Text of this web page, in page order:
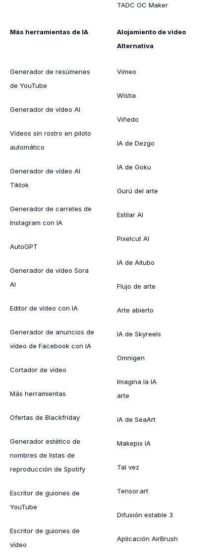
TADC OC Maker
Más herramientas de IA
Generador de resúmenes
de YouTube
Generador de vídeo AI
Vídeos sin rostro en piloto
automático
Generador de vídeo AI
Tiktok
Generador de carretes de
Instagram con IA
AutoGPT
Generador de vídeo Sora
AI
Editor de vídeo con IA
Generador de anuncios de
vídeo de Facebook con IA
Cortador de vídeo
Más herramientas
Ofertas de Blackfriday
Generador estético de
nombres de listas de
reproducción de Spotify
Escritor de guiones de
YouTube
Escritor de guiones de
vídeo
Alojamiento de vídeo
Alternativa
Vimeo
Wistia
Viñedo
IA de Dezgo
IA de Goku
Gurú del arte
Estilar AI
Pixelcut AI
IA de Aitubo
Flujo de arte
Arte abierto
IA de Skyreels
Omnigen
Imagina la IA
arte
IA de SeaArt
Makepix IA
Tal vez
Tensor.art
Difusión estable 3
Aplicación AirBrush